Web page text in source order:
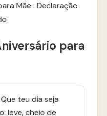
Mãe · Declaração
para
teu dia seja
leve, cheio de